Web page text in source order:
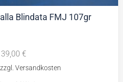
Blindata FMJ 107gr
39,00 €